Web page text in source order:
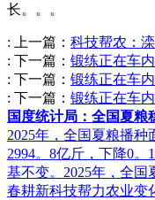
长。。。
: 上一篇： 科技帮农：
: 下一篇： 锻练正在车
: 下一篇： 锻练正在车
: 下一篇： 锻练正在车
国度统计局：全国夏粮
2025年，全国夏粮播
2994。8亿斤，下降0
基不变。2025年，全国
春耕新科技帮力农业变